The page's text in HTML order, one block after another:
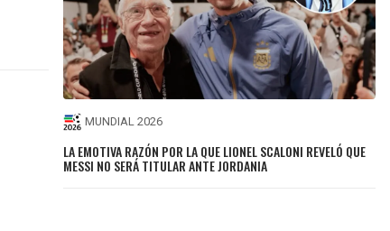
MUNDIAL 2026
LA EMOTIVA RAZÓN POR LA QUE LIONEL SCALONI REVELÓ QUE
MESSI NO SERÁ TITULAR ANTE JORDANIA